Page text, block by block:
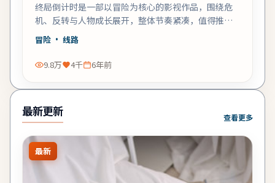
终局倒计时是一部以冒险为核心的影视作品，围绕危
机、反转与人物成长展开，整体节奏紧凑，值得推荐
观看。
冒险 · 线路
9.8万 4千 6年前
最新更新 查看更多
最新